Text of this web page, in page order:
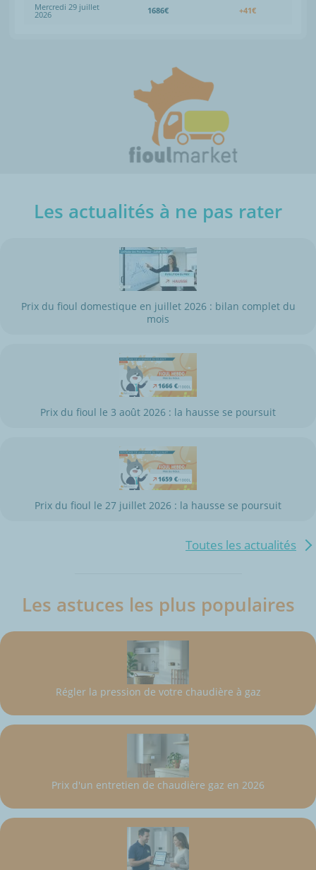
Mercredi 29 juillet
2026 1686€ +41€
Les actualités à ne pas rater
Prix du fioul domestique en juillet 2026 : bilan complet du
mois
Prix du fioul le 3 août 2026 : la hausse se poursuit
Prix du fioul le 27 juillet 2026 : la hausse se poursuit
Toutes les actualités
Les astuces les plus populaires
Régler la pression de votre chaudière à gaz
Prix d'un entretien de chaudière gaz en 2026